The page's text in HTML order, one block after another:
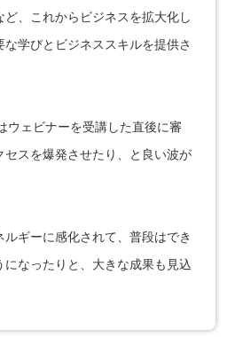
ど、これからビジネスを拡大化し
学びとビジネススキルを提供さ
ウェビナーを受講した直後に審
セスを爆発させたり、と良い波が
ギーに感化されて、普段はでき
になったりと、大きな成果も見込